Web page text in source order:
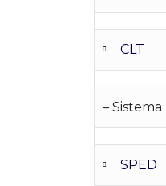
CLT
–
SPED